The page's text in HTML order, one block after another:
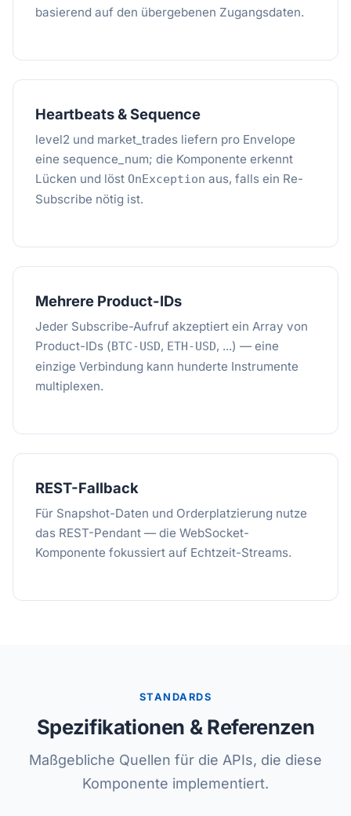
basierend auf den übergebenen Zugangsdaten.
Heartbeats & Sequence
level2 und market_trades liefern pro Envelope
eine sequence_num; die Komponente erkennt
Lücken und löst OnException aus, falls ein Re-
Subscribe nötig ist.
Mehrere Product-IDs
Jeder Subscribe-Aufruf akzeptiert ein Array von
Product-IDs (BTC-USD, ETH-USD, ...) — eine
einzige Verbindung kann hunderte Instrumente
multiplexen.
REST-Fallback
Für Snapshot-Daten und Orderplatzierung nutze
das REST-Pendant — die WebSocket-
Komponente fokussiert auf Echtzeit-Streams.
STANDARDS
Spezifikationen & Referenzen
Maßgebliche Quellen für die APIs, die diese
Komponente implementiert.